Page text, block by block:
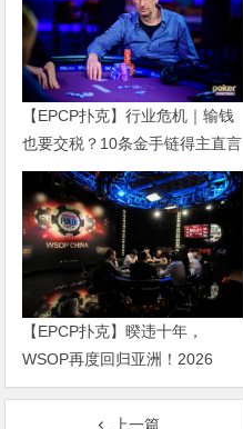
【EPCP扑克】行业危机｜输钱
也要交税？10条金手链得主直言
“扛不住”，主动砍掉四分之三比
赛
【EPCP扑克】暌违十年，
WSOP再度回归亚洲！2026
APL济州站6月19-28日盛大登
上一篇